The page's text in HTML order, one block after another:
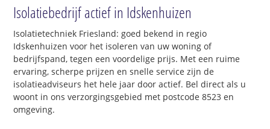
Isolatiebedrijf actief in Idskenhuizen
Isolatietechniek Friesland: goed bekend in regio
Idskenhuizen voor het isoleren van uw woning of
bedrijfspand, tegen een voordelige prijs. Met een ruime
ervaring, scherpe prijzen en snelle service zijn de
isolatieadviseurs het hele jaar door actief. Bel direct als u
woont in ons verzorgingsgebied met postcode 8523 en
omgeving.